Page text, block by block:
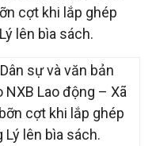
cợt khi lắp ghép
lên bìa sách.
sự và văn bản
NXB Lao động – Xã
cợt khi lắp ghép
lên bìa sách.